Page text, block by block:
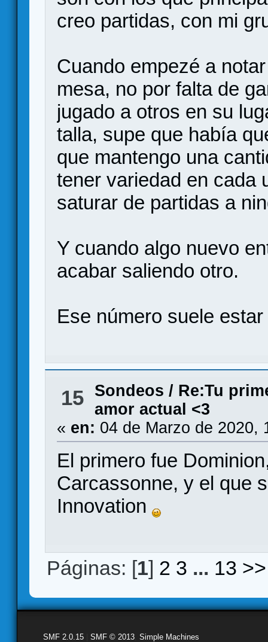
creo partidas, con mi
Cuando empezé a
mesa, no por falta de
jugado a otros en su
talla, supe que había
que mantengo una
tener variedad en cada
saturar de partidas a
Y cuando algo nuevo
acabar saliendo otro.
Ese número suele
15 Sondeos / Re:Tu
amor actual <3
« en: 04 de Marzo de 2020,
El primero fue
Carcassonne, y el que
Innovation
Páginas: [1] 2 3 ... 13 >>
SMF 2.0.15 SMF © 2013 Simple Machines